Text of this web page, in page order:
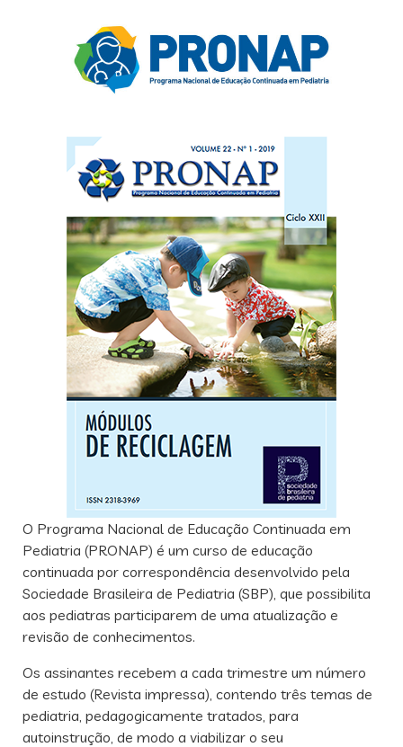
O Programa Nacional de Educação Continuada em
Pediatria (PRONAP) é um curso de educação
continuada por correspondência desenvolvido pela
Sociedade Brasileira de Pediatria (SBP), que possibilita
aos pediatras participarem de uma atualização e
revisão de conhecimentos.
Os assinantes recebem a cada trimestre um número
de estudo (Revista impressa), contendo três temas de
pediatria, pedagogicamente tratados, para
autoinstrução, de modo a viabilizar o seu